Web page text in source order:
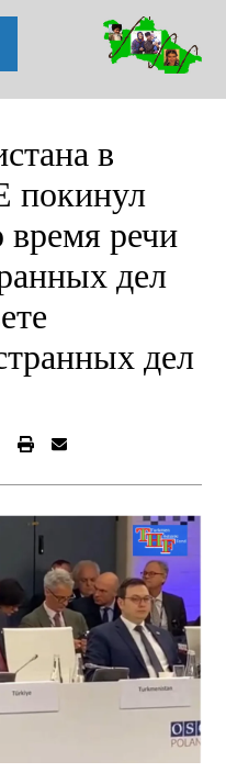
в
покинул
время речи
дел
дел